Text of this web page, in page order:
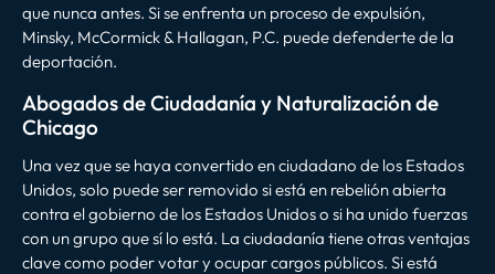
que nunca antes. Si se enfrenta un proceso de expulsión,
Minsky, McCormick & Hallagan, P.C. puede defenderte de la
deportación.
Abogados de Ciudadanía y Naturalización de
Chicago
Una vez que se haya convertido en ciudadano de los Estados
Unidos, solo puede ser removido si está en rebelión abierta
contra el gobierno de los Estados Unidos o si ha unido fuerzas
con un grupo que sí lo está. La ciudadanía tiene otras ventajas
clave como poder votar y ocupar cargos públicos. Si está